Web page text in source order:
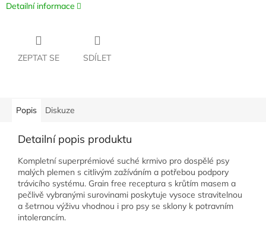
Detailní informace
ZEPTAT SE SDÍLET
Popis Diskuze
Detailní popis produktu
Kompletní superprémiové suché krmivo pro dospělé psy
malých plemen s citlivým zažíváním a potřebou podpory
trávicího systému. Grain free receptura s krůtím masem a
pečlivě vybranými surovinami poskytuje vysoce stravitelnou
a šetrnou výživu vhodnou i pro psy se sklony k potravním
intolerancím.